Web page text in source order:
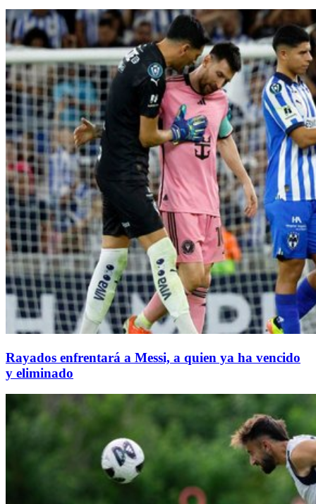
Rayados enfrentará a Messi, a quien ya ha vencido
y eliminado